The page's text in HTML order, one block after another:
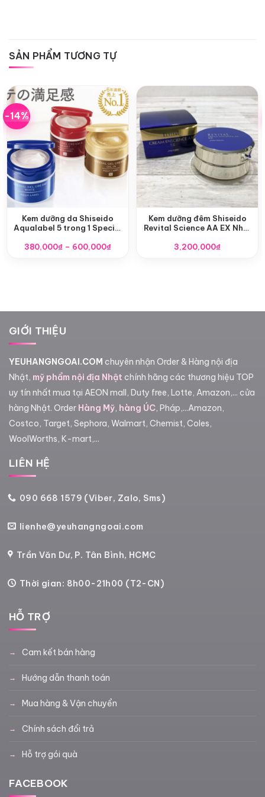
SẢN PHẨM TƯƠNG TỰ
-14%
Kem dưỡng da Shiseido
Aqualabel 5 trong 1 Special
380,000₫ – 600,000₫Khoảng
Kem dưỡng đêm Shiseido
Revital Science AA EX Nhật
3,200,000₫
GIỚI THIỆU
YEUHANGNGOAI.COM chuyên nhận Order & Hàng nội địa
Nhật, mỹ phẩm nội địa Nhật chính hãng các thương hiệu TOP
uy tín nhất mua tại AEON mall, Duty free, Lotte, Amazon,... cửa
hàng Nhật. Order Hàng Mỹ, hàng ÚC, Pháp,...Amazon,
Costco, Target, Sephora, Walmart, Chemist, Coles,
WoolWorths, K-mart,...
LIÊN HỆ
090 668 1579 (Viber, Zalo, Sms)
lienhe@yeuhangngoai.com
Trần Văn Dư, P. Tân Bình, HCMC
Thời gian: 8h00-21h00 (T2-CN)
HỖ TRỢ
Cam kết bán hàng
Hướng dẫn thanh toán
Mua hàng & Vận chuyển
Chính sách đổi trả
Hỗ trợ gói quà
FACEBOOK